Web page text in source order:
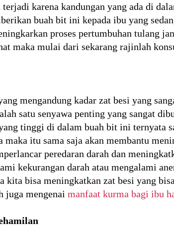
karena kandungan yang ada di
buah bit ini kepada ibu yang
proses pertumbuhan tulang
maka mulai dari sekarang rajinlah
mengandung kadar zat besi yang
satu senyawa penting yang sangat
tinggi di dalam buah bit ini ternyata
itu sama saja akan membantu
peredaran darah dan
kekurangan darah atau mengalami
kita bisa meningkatkan zat besi yang
juga mengenai manfaat kurma bagi ibu